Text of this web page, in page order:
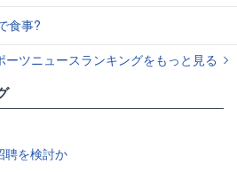
食事?
ーツニュースランキングをもっと見る
聘を検討か